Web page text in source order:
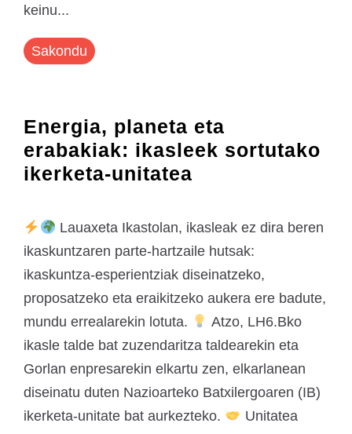
keinu...
Sakondu
Energia, planeta eta
erabakiak: ikasleek sortutako
ikerketa-unitatea
Lauaxeta Ikastolan, ikasleak ez dira beren
ikaskuntzaren parte-hartzaile hutsak:
ikaskuntza-esperientziak diseinatzeko,
proposatzeko eta eraikitzeko aukera ere badute,
mundu errealarekin lotuta.
Atzo, LH6.Bko
ikasle talde bat zuzendaritza taldearekin eta
Gorlan enpresarekin elkartu zen, elkarlanean
diseinatu duten Nazioarteko Batxilergoaren (IB)
ikerketa-unitate bat aurkezteko.
Unitatea